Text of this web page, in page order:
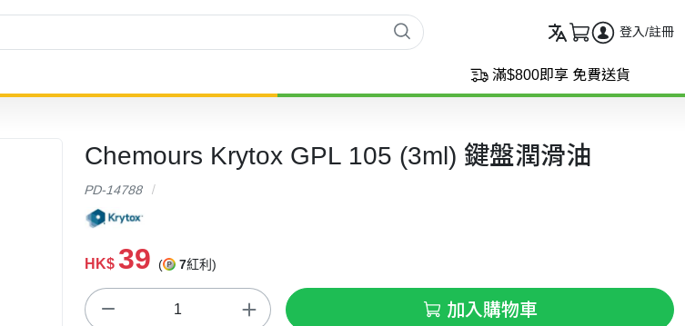
登入/註冊
滿$800即享 免費送貨
Chemours Krytox GPL 105 (3ml) 鍵盤潤滑油
PD-14788
HK$ 39 ( 7紅利)
加入購物車